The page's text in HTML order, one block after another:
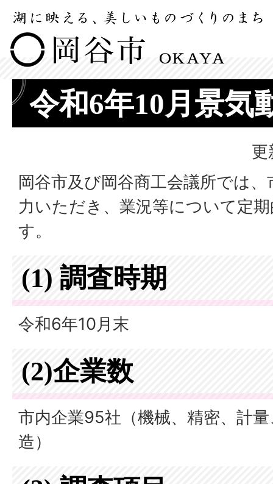
令和6年10月景気
更
岡谷市及び岡谷商工会議所では
力いただき、業況等について定
す。
(1) 調査時期
令和6年10月末
(2)企業数
市内企業95社（機械、精密、計
造）